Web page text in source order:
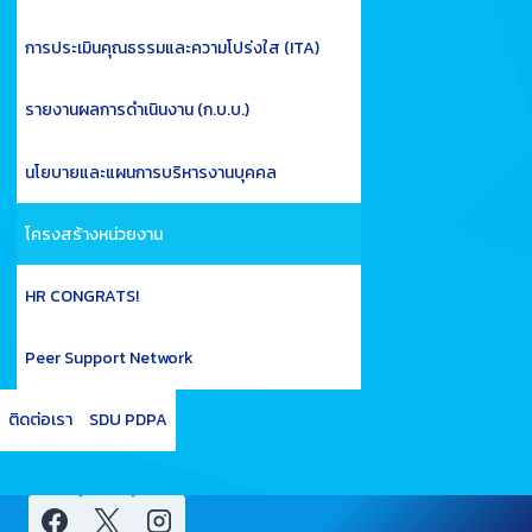
การประเมินคุณธรรมและความโปร่งใส (ITA)
รายงานผลการดำเนินงาน (ก.บ.บ.)
นโยบายและแผนการบริหารงานบุคคล
โครงสร้างหน่วยงาน
HR CONGRATS!
Peer Support Network
ติดต่อเรา SDU PDPA